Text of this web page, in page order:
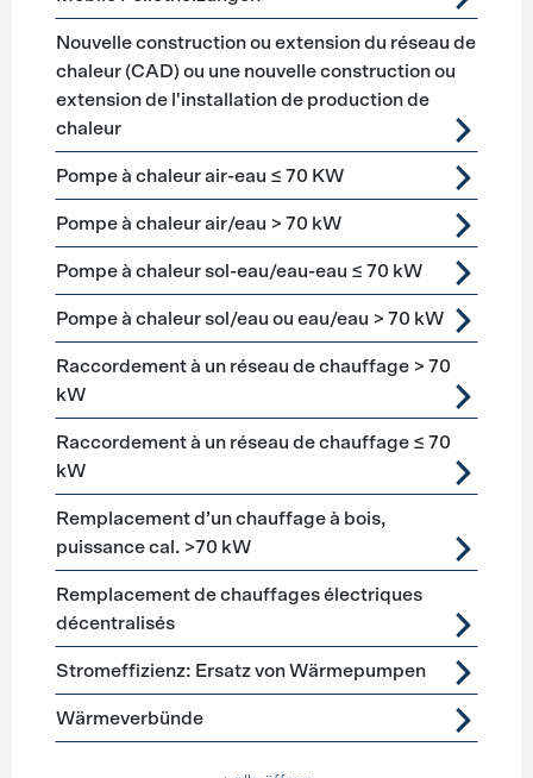
Nouvelle construction ou extension du réseau de
chaleur (CAD) ou une nouvelle construction ou
extension de l'installation de production de
chaleur
Pompe à chaleur air-eau ≤ 70 KW
Pompe à chaleur air/eau > 70 kW
Pompe à chaleur sol-eau/eau-eau ≤ 70 kW
Pompe à chaleur sol/eau ou eau/eau > 70 kW
Raccordement à un réseau de chauffage > 70
kW
Raccordement à un réseau de chauffage ≤ 70
kW
Remplacement d’un chauffage à bois,
puissance cal. >70 kW
Remplacement de chauffages électriques
décentralisés
Stromeffizienz: Ersatz von Wärmepumpen
Wärmeverbünde